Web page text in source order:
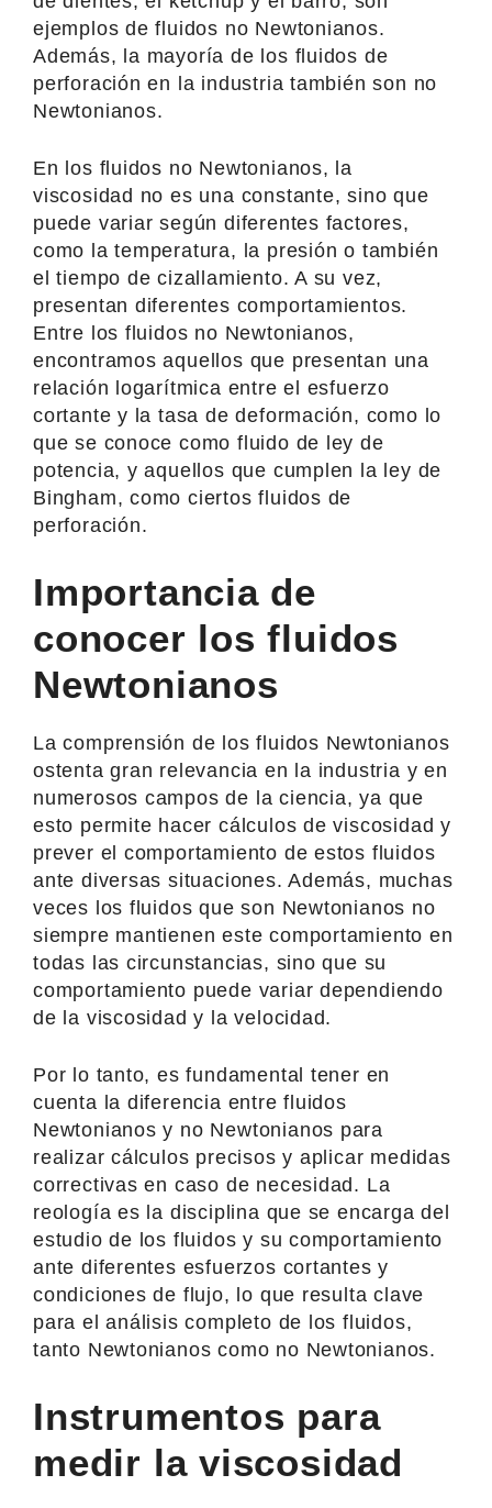
ejemplos de fluidos no Newtonianos.
Además, la mayoría de los fluidos de
perforación en la industria también son no
Newtonianos.
En los fluidos no Newtonianos, la
viscosidad no es una constante, sino que
puede variar según diferentes factores,
como la temperatura, la presión o también
el tiempo de cizallamiento. A su vez,
presentan diferentes comportamientos.
Entre los fluidos no Newtonianos,
encontramos aquellos que presentan una
relación logarítmica entre el esfuerzo
cortante y la tasa de deformación, como lo
que se conoce como fluido de ley de
potencia, y aquellos que cumplen la ley de
Bingham, como ciertos fluidos de
perforación.
Importancia de
conocer los fluidos
Newtonianos
La comprensión de los fluidos Newtonianos
ostenta gran relevancia en la industria y en
numerosos campos de la ciencia, ya que
esto permite hacer cálculos de viscosidad y
prever el comportamiento de estos fluidos
ante diversas situaciones. Además, muchas
veces los fluidos que son Newtonianos no
siempre mantienen este comportamiento en
todas las circunstancias, sino que su
comportamiento puede variar dependiendo
de la viscosidad y la velocidad.
Por lo tanto, es fundamental tener en
cuenta la diferencia entre fluidos
Newtonianos y no Newtonianos para
realizar cálculos precisos y aplicar medidas
correctivas en caso de necesidad. La
reología es la disciplina que se encarga del
estudio de los fluidos y su comportamiento
ante diferentes esfuerzos cortantes y
condiciones de flujo, lo que resulta clave
para el análisis completo de los fluidos,
tanto Newtonianos como no Newtonianos.
Instrumentos para
medir la viscosidad